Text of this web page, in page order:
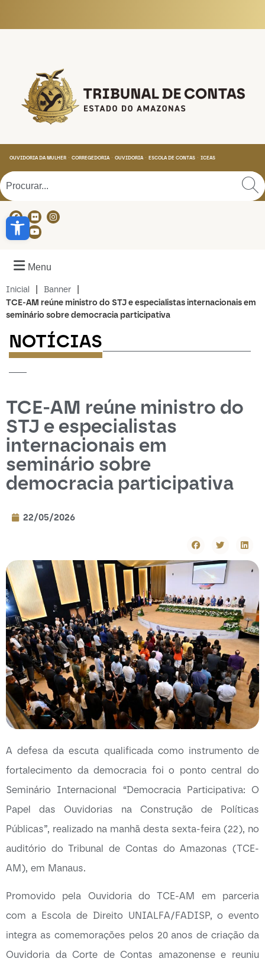
Abrir a barra de ferramentas
OUVIDORIA DA MULHER CORREGEDORIA OUVIDORIA ESCOLA DE CONTAS ICEAS
Menu
Inicial Banner
TCE-AM reúne ministro do STJ e especialistas internacionais em
seminário sobre democracia participativa
NOTÍCIAS
---
TCE-AM reúne ministro do
STJ e especialistas
internacionais em
seminário sobre
democracia participativa
22/05/2026
A defesa da escuta qualificada como instrumento de
fortalecimento da democracia foi o ponto central do
Seminário Internacional “Democracia Participativa: O
Papel das Ouvidorias na Construção de Políticas
Públicas”, realizado na manhã desta sexta-feira (22), no
auditório do Tribunal de Contas do Amazonas (TCE-
AM), em Manaus.
Promovido pela Ouvidoria do TCE-AM em parceria
com a Escola de Direito UNIALFA/FADISP, o evento
integra as comemorações pelos 20 anos de criação da
Ouvidoria da Corte de Contas amazonense e reuniu